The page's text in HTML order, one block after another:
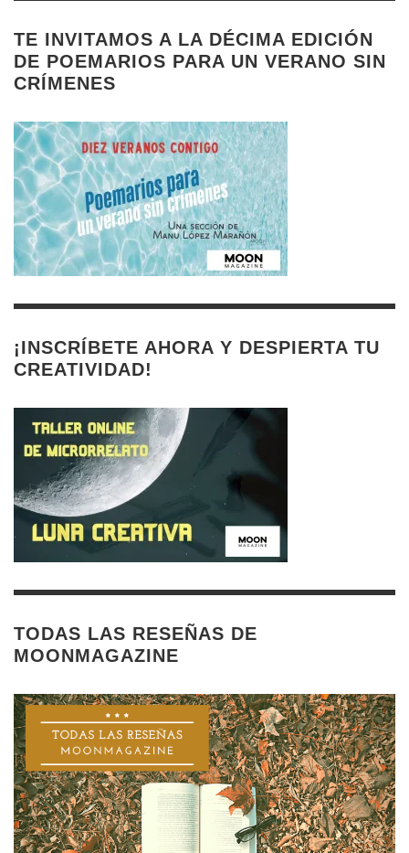
TE INVITAMOS A LA DÉCIMA EDICIÓN
DE POEMARIOS PARA UN VERANO SIN
CRÍMENES
¡INSCRÍBETE AHORA Y DESPIERTA TU
CREATIVIDAD!
TODAS LAS RESEÑAS DE
MOONMAGAZINE